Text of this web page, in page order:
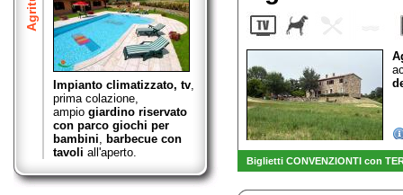
Impianto climatizzato, tv,
prima colazione,
ampio giardino riservato
con parco giochi per
bambini, barbecue con
tavoli all'aperto.
Biglietti CONVENZIONTI con